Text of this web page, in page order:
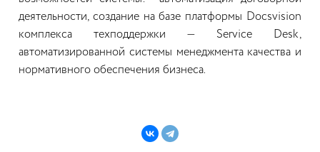
деятельности, создание на базе платформы Docsvision
комплекса техподдержки — Service Desk,
автоматизированной системы менеджмента качества и
нормативного обеспечения бизнеса.